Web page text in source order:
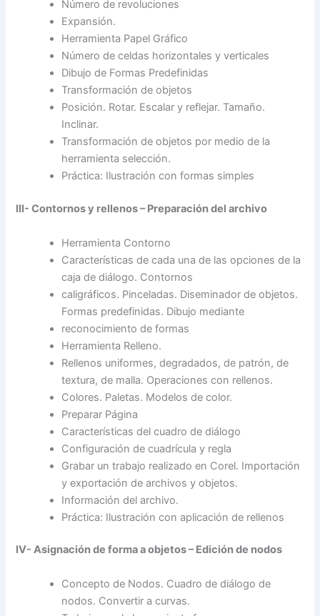
Número de revoluciones
Expansión.
Herramienta Papel Gráfico
Número de celdas horizontales y verticales
Dibujo de Formas Predefinidas
Transformación de objetos
Posición. Rotar. Escalar y reflejar. Tamaño.
Inclinar.
Transformación de objetos por medio de la
herramienta selección.
Práctica: Ilustración con formas simples
III- Contornos y rellenos – Preparación del archivo
Herramienta Contorno
Características de cada una de las opciones de la
caja de diálogo. Contornos
caligráficos. Pinceladas. Diseminador de objetos.
Formas predefinidas. Dibujo mediante
reconocimiento de formas
Herramienta Relleno.
Rellenos uniformes, degradados, de patrón, de
textura, de malla. Operaciones con rellenos.
Colores. Paletas. Modelos de color.
Preparar Página
Características del cuadro de diálogo
Configuración de cuadrícula y regla
Grabar un trabajo realizado en Corel. Importación
y exportación de archivos y objetos.
Información del archivo.
Práctica: Ilustración con aplicación de rellenos
IV- Asignación de forma a objetos – Edición de nodos
Concepto de Nodos. Cuadro de diálogo de
nodos. Convertir a curvas.